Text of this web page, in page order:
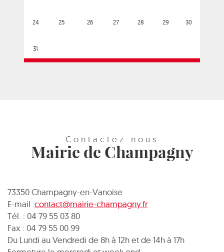
24 25 26 27 28 29 30
31
Contactez-nous
Mairie de Champagny
73350 Champagny-en-Vanoise
E-mail :contact@mairie-champagny.fr
Tél. : 04 79 55 03 80
Fax : 04 79 55 00 99
Du Lundi au Vendredi de 8h à 12h et de 14h à 17h